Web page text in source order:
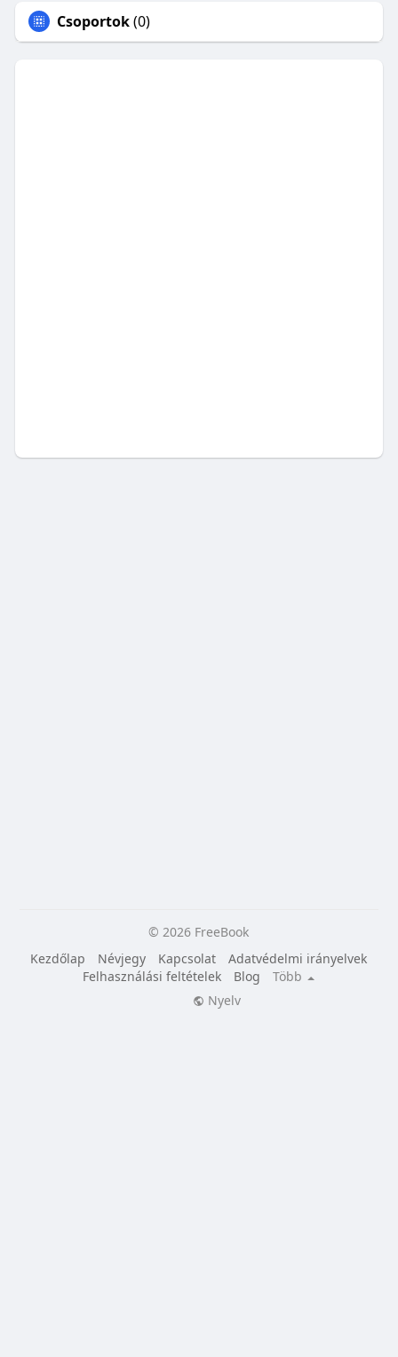
Csoportok(0)
© 2026 FreeBook
Kezdőlap
Névjegy Kapcsolat
Adatvédelmi irányelvek
Felhasználási feltételek
Blog
Több
Nyelv